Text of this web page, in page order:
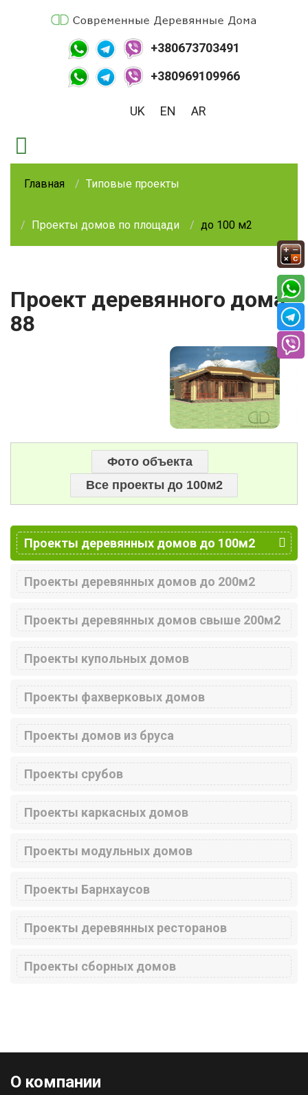
+380673703491
+380969109966
UK EN AR
Главная Типовые проекты
Проекты домов по площади до 100 м2
Проект деревянного дома
88
Фото объекта
Все проекты до 100м2
Проекты деревянных домов до 100м2
Проекты деревянных домов до 200м2
Проекты деревянных домов свыше 200м2
Проекты купольных домов
Проекты фахверковых домов
Проекты домов из бруса
Проекты срубов
Проекты каркасных домов
Проекты модульных домов
Проекты Барнхаусов
Проекты деревянных ресторанов
Проекты сборных домов
О компании